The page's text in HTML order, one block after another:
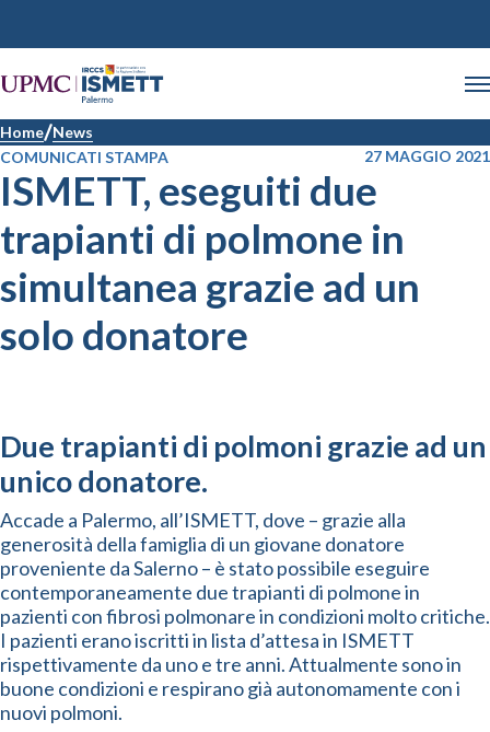
Home News
COMUNICATI STAMPA
27 MAGGIO 2021
ISMETT, eseguiti due
trapianti di polmone in
simultanea grazie ad un
solo donatore
Due trapianti di polmoni grazie ad un
unico donatore.
Accade a Palermo, all’ISMETT, dove – grazie alla
generosità della famiglia di un giovane donatore
proveniente da Salerno – è stato possibile eseguire
contemporaneamente due trapianti di polmone in
pazienti con fibrosi polmonare in condizioni molto critiche.
I pazienti erano iscritti in lista d’attesa in ISMETT
rispettivamente da uno e tre anni. Attualmente sono in
buone condizioni e respirano già autonomamente con i
nuovi polmoni.